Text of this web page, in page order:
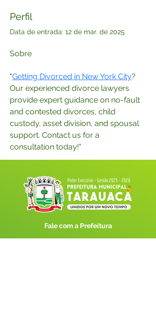
Perfil
Data de entrada: 12 de mar. de 2025
Sobre
"Getting Divorced in New York City?
Our experienced divorce lawyers
provide expert guidance on no-fault
and contested divorces, child
custody, asset division, and spousal
support. Contact us for a
consultation today!"
Fale com a Prefeitura